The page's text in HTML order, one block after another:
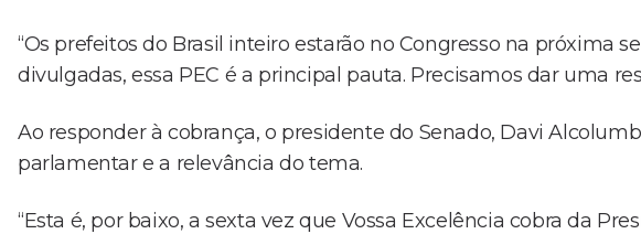
“Os prefeitos do Brasil inteiro estarão no Congresso na próxima
divulgadas, essa PEC é a principal pauta. Precisamos dar uma
Ao responder à cobrança, o presidente do Senado, Davi
parlamentar e a relevância do tema.
“Esta é, por baixo, a sexta vez que Vossa Excelência cobra da